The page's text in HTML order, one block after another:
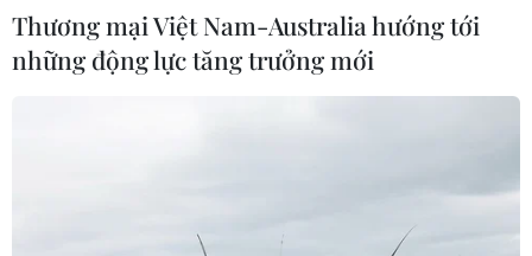
Thương mại Việt Nam-Australia hướng tới
những động lực tăng trưởng mới